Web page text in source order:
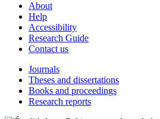
About
Help
Accessibility
Research Guide
Contact us
Journals
Theses and dissertations
Books and proceedings
Research reports